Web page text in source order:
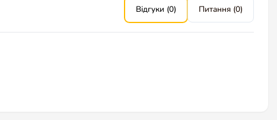
Відгуки (0) Питання (0)